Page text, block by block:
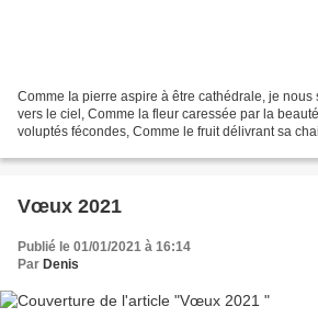
Comme Ia pierre aspire à être cathédrale, je
vers le ciel, Comme la fleur caressée par la
voluptés fécondes, Comme le fruit délivrant sa
Vœux 2021
Publié le 01/01/2021 à 16:14
Par Denis